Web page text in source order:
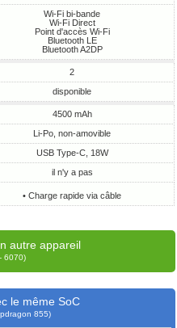
Wi-Fi bi-bande
Wi-Fi Direct
Point d'accès Wi-Fi
Bluetooth LE
Bluetooth A2DP
2
disponible
4500 mAh
Li-Po, non-amovible
USB Type-C, 18W
il n'y a pas
• Charge rapide via câble
autre appareil
6070)
le même SoC
855)